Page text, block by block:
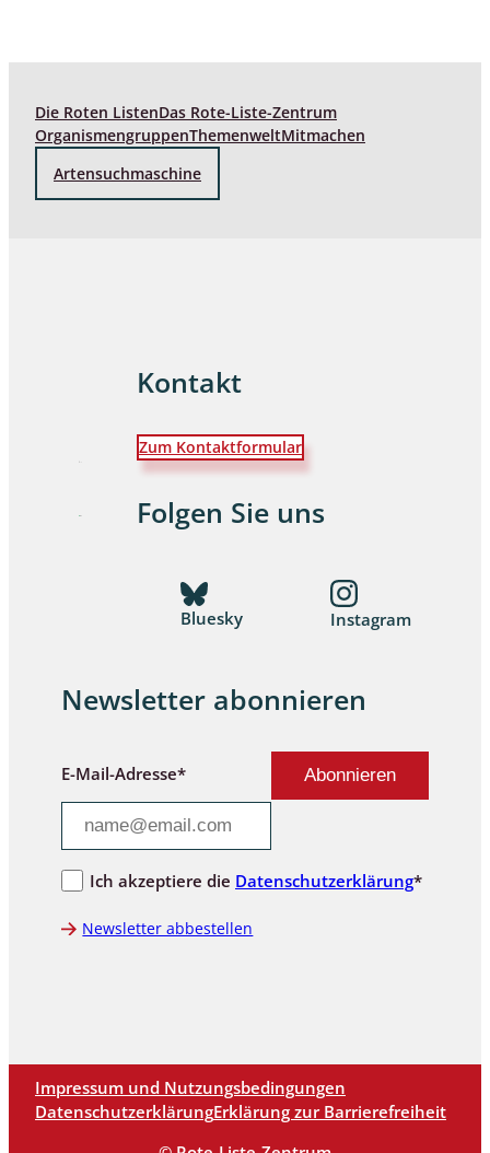
Die Roten ListenDas Rote-Liste-Zentrum
OrganismengruppenThemenweltMitmachen
Artensuchmaschine
Kontakt
Zum Kontaktformular
Folgen Sie uns
Bluesky Instagram
Newsletter abonnieren
E-Mail-Adresse*
Ich akzeptiere die Datenschutzerklärung*
Newsletter abbestellen
Impressum und Nutzungsbedingungen
DatenschutzerklärungErklärung zur Barrierefreiheit